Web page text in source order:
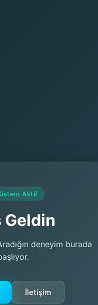
Aktif
Geldin
deneyim burada
İletişim